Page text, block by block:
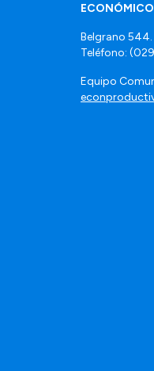
Belgrano
Teléfono:
Equipo